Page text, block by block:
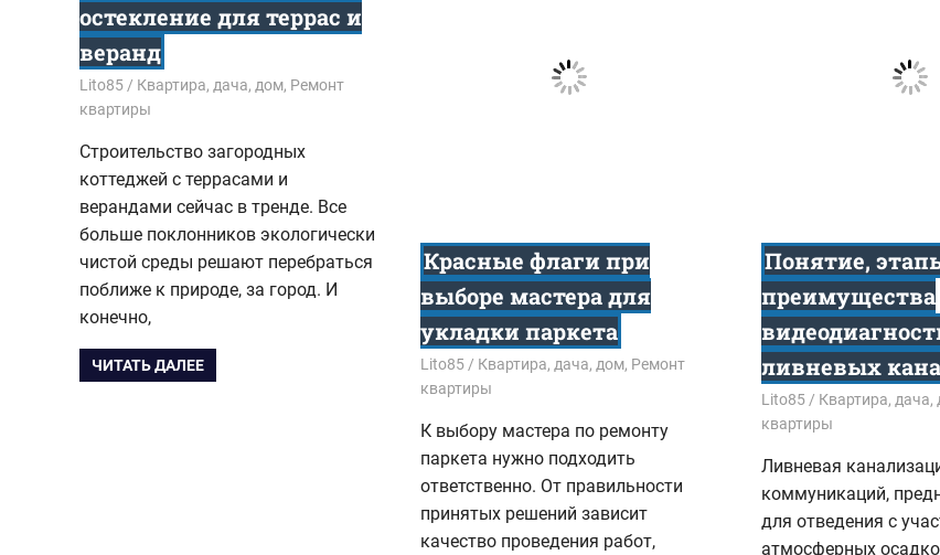
остекление для террас и
веранд
27.02.2025
Lito85 Квартира, дача, дом, Ремонт
квартиры
Строительство загородных
коттеджей с террасами и
верандами сейчас в тренде. Все
больше поклонников экологически
чистой среды решают перебраться
поближе к природе, за город. И
конечно,
ЧИТАТЬ ДАЛЕЕ
Красные флаги при
выборе мастера для
укладки паркета
13.09.2024
Lito85 Квартира, дача, дом, Ремонт
квартиры
К выбору мастера по ремонту
паркета нужно подходить
ответственно. От правильности
принятых решений зависит
качество проведения работ,
Понятие,
преимущества
ливневых
07.04.2023
Lito85 Квартира, дача,
квартиры
Ливневая
коммуникаций,
для отведения с
атмосферных